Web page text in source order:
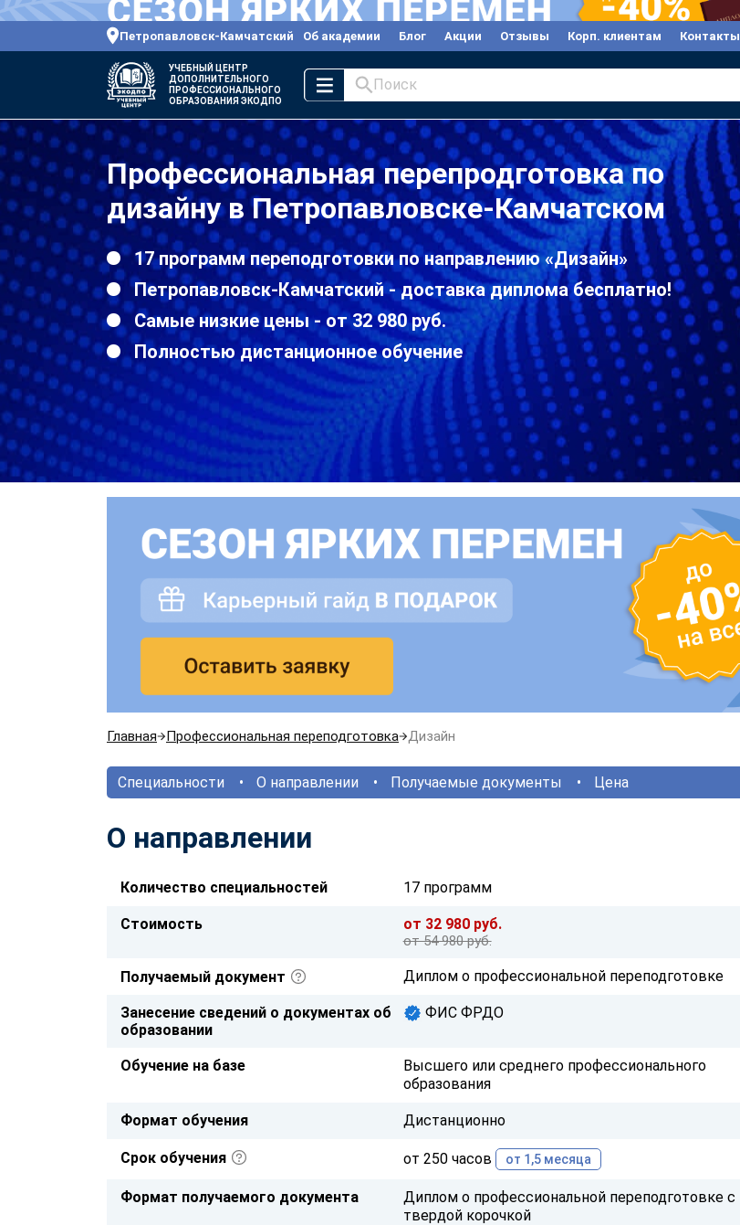
Петропавловск-Камчатский Об академии Блог Акции Отзывы Корп. клиентам Контакты
УЧЕБНЫЙ ЦЕНТР
ДОПОЛНИТЕЛЬНОГО
ПРОФЕССИОНАЛЬНОГО
ОБРАЗОВАНИЯ ЭКОДПО
Поиск
Профессиональная перепродготовка по
дизайну в Петропавловске-Камчатском
17 программ переподготовки по направлению «Дизайн»
Петропавловск-Камчатский - доставка диплома бесплатно!
Самые низкие цены - от 32 980 руб.
Полностью дистанционное обучение
Главная Профессиональная переподготовка Дизайн
Специальности О направлении Получаемые документы Цена
О направлении
Количество специальностей 17 программ
Стоимость от 32 980 руб.
от 54 980 руб.
Получаемый документ Диплом о профессиональной переподготовке
Занесение сведений о документах об
образовании
ФИС ФРДО
Обучение на базе
Высшего или среднего профессионального
образования
Формат обучения Дистанционно
Срок обучения от 250 часов от 1,5 месяца
Формат получаемого документа
Диплом о профессиональной переподготовке с
твердой корочкой